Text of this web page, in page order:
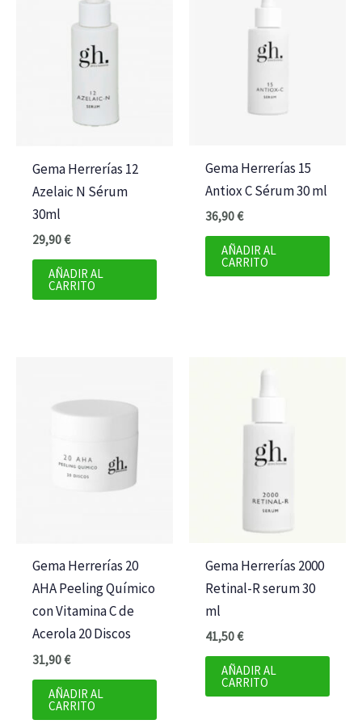
Gema Herrerías 12
Azelaic N Sérum
30ml
29,90€
AÑADIR AL
CARRITO
Gema Herrerías 15
Antiox C Sérum 30 ml
36,90€
AÑADIR AL
CARRITO
Gema Herrerías 20
AHA Peeling Químico
con Vitamina C de
Acerola 20 Discos
31,90€
AÑADIR AL
CARRITO
Gema Herrerías 2000
Retinal-R serum 30
ml
41,50€
AÑADIR AL
CARRITO